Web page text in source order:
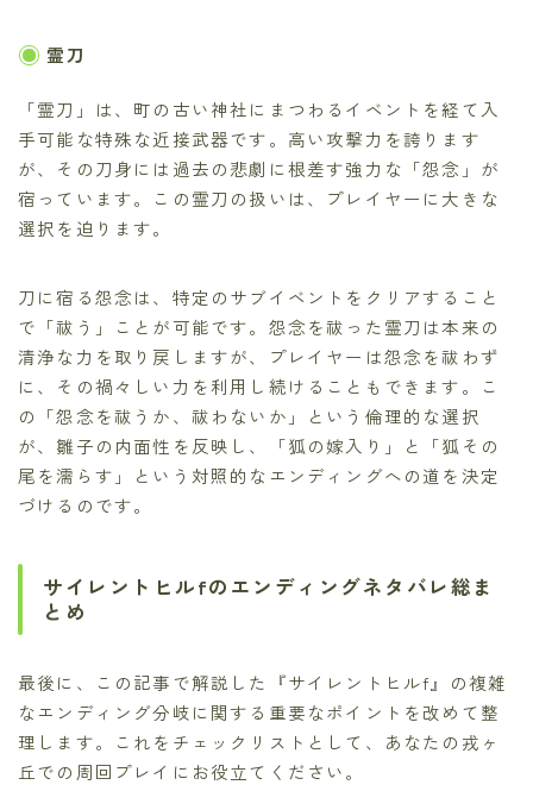
霊刀
「霊刀」は、町の古い神社にまつわるイベントを経て入
手可能な特殊な近接武器です。高い攻撃力を誇ります
が、その刀身には過去の悲劇に根差す強力な「怨念」が
宿っています。この霊刀の扱いは、プレイヤーに大きな
選択を迫ります。
刀に宿る怨念は、特定のサブイベントをクリアすること
で「祓う」ことが可能です。怨念を祓った霊刀は本来の
清浄な力を取り戻しますが、プレイヤーは怨念を祓わず
に、その禍々しい力を利用し続けることもできます。こ
の「怨念を祓うか、祓わないか」という倫理的な選択
が、雛子の内面性を反映し、「狐の嫁入り」と「狐その
尾を濡らす」という対照的なエンディングへの道を決定
づけるのです。
サイレントヒルfのエンディングネタバレ総ま
とめ
最後に、この記事で解説した『サイレントヒルf』の複雑
なエンディング分岐に関する重要なポイントを改めて整
理します。これをチェックリストとして、あなたの戎ヶ
丘での周回プレイにお役立てください。